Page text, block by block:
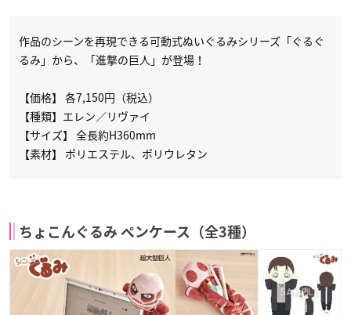
作品のシーンを再現できる可動式ぬいぐるみシリーズ「ぐるぐ
るみ」から、「進撃の巨人」が登場！
【価格】 各7,150円（税込）
【種類】エレン／リヴァイ
【サイズ】 全長約H360mm
【素材】 ポリエステル、ポリウレタン
ちょこんぐるみ ペンケース（全3種）